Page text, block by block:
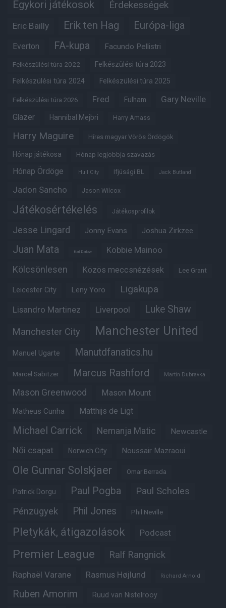
Egykori játékosok Érdekességek
Eric Bailly Erik ten Hag Európa-liga
Everton FA-kupa Facundo Pellistri
Felkészülési túra 2022 Felkészülési túra 2023
Felkészülési túra 2024 Felkészülési túra 2025
Felkészülési túra 2026 Fred Fulham Gary Neville
Glazer Hannibal Mejbri Harry Amass
Harry Maguire Híres magyar Vörös Ördögök
Hónap játékosa Hónap legjobbja szavazás
Hónap Ördöge Hull City Ifjúsági BL Jack Butland
Jadon Sancho Jason Wilcox
Játékosértékelés Játékosprofilok
Jesse Lingard Jonny Evans Joshua Zirkzee
Juan Mata Karl Darlow Kobbie Mainoo
Kölcsönlesen Közös meccsnézések Lee Grant
Leicester City Leny Yoro Ligakupa
Lisandro Martinez Liverpool Luke Shaw
Manchester City Manchester United
Manuel Ugarte Manutdfanatics.hu
Marcel Sabitzer Marcus Rashford Martin Dubravka
Mason Greenwood Mason Mount
Matheus Cunha Matthijs de Ligt
Michael Carrick Nemanja Matic Newcastle
Női csapat Norwich City Noussair Mazraoui
Ole Gunnar Solskjaer Omar Berrada
Patrick Dorgu Paul Pogba Paul Scholes
Pénzügyek Phil Jones Phil Neville
Pletykák, átigazolások Podcast
Premier League Ralf Rangnick
Raphaël Varane Rasmus Højlund Richard Arnold
Ruben Amorim Ruud van Nistelrooy